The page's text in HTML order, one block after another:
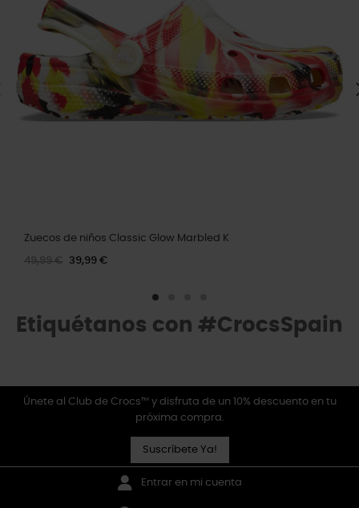
Zuecos de niños Classic Glow Marbled K
49,99 € 39,99 €
Etiquétanos con #CrocsSpain
Únete al Club de Crocs™ y disfruta de un 10% descuento en tu
próxima compra.
Suscríbete Ya!
Entrar en mi cuenta